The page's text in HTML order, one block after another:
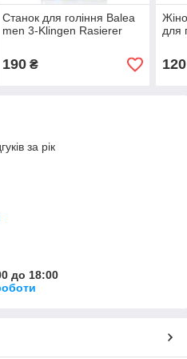
Станок для гоління Balea
men 3-Klingen Rasierer
190₴
для
120
за рік
до 18:00